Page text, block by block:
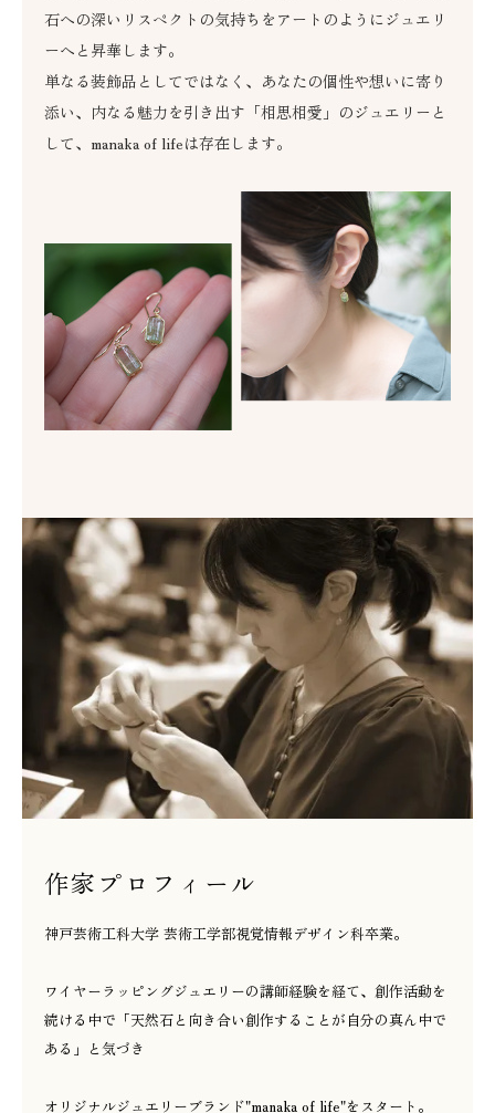
石への深いリスペクトの気持ちをアートのようにジュエリ
ーへと昇華します。
単なる装飾品としてではなく、あなたの個性や想いに寄り
添い、内なる魅力を引き出す「相思相愛」のジュエリーと
して、manaka of lifeは存在します。
作家プロフィール
神戸芸術工科大学 芸術工学部視覚情報デザイン科卒業。
ワイヤーラッピングジュエリーの講師経験を経て、創作活動を
続ける中で「天然石と向き合い創作することが自分の真ん中で
ある」と気づき
オリジナルジュエリーブランド"manaka of life"をスタート。